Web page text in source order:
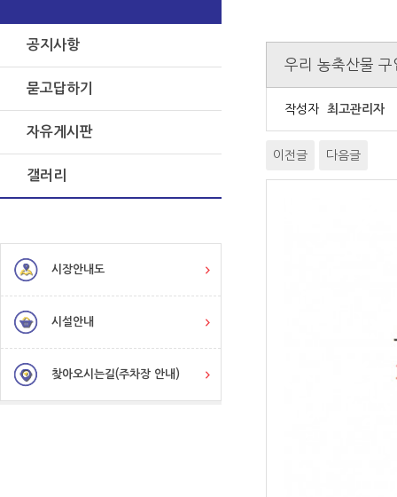
공지사항
묻고답하기
자유게시판
갤러리
시장안내도
시설안내
찾아오시는길(주차장 안내)
우리 농축산물
작성자 최고관리자
이전글 다음글